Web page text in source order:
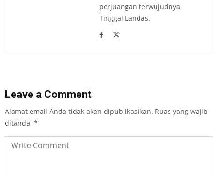
perjuangan terwujudnya
Tinggal Landas.
Leave a Comment
Alamat email Anda tidak akan dipublikasikan. Ruas yang wajib
ditandai *